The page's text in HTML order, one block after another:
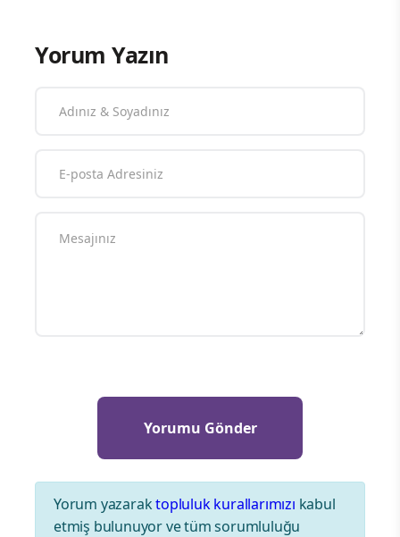
Yorum Yazın
Yorum yazaraktopluluk kurallarımızı kabul
etmiş bulunuyor ve tüm sorumluluğu